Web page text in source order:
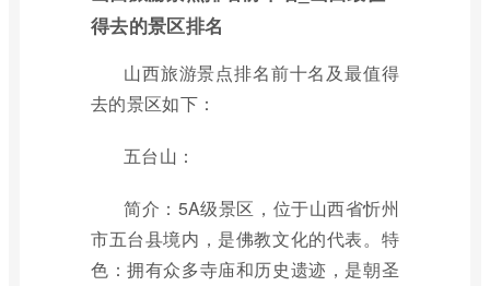
得去的景区排名
山西旅游景点排名前十名及最值得
去的景区如下：
五台山：
简介：5A级景区，位于山西省忻州
市五台县境内，是佛教文化的代表。特
色：拥有众多寺庙和历史遗迹，是朝圣